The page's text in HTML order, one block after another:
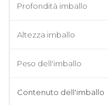
Profondità imballo
Altezza imballo
Peso dell'imballo
Contenuto dell'imballo